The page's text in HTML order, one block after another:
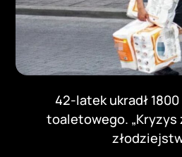
42-latek ukradł
toaletowego. „Kryzys